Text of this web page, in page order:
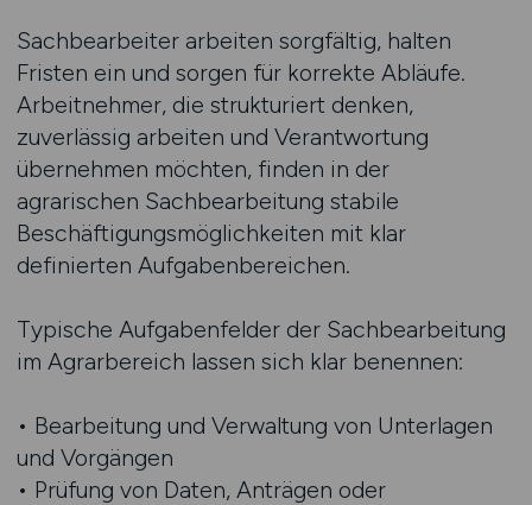
Sachbearbeiter arbeiten sorgfältig, halten
Fristen ein und sorgen für korrekte Abläufe.
Arbeitnehmer, die strukturiert denken,
zuverlässig arbeiten und Verantwortung
übernehmen möchten, finden in der
agrarischen Sachbearbeitung stabile
Beschäftigungsmöglichkeiten mit klar
definierten Aufgabenbereichen.
Typische Aufgabenfelder der Sachbearbeitung
im Agrarbereich lassen sich klar benennen:
• Bearbeitung und Verwaltung von Unterlagen
und Vorgängen
• Prüfung von Daten, Anträgen oder